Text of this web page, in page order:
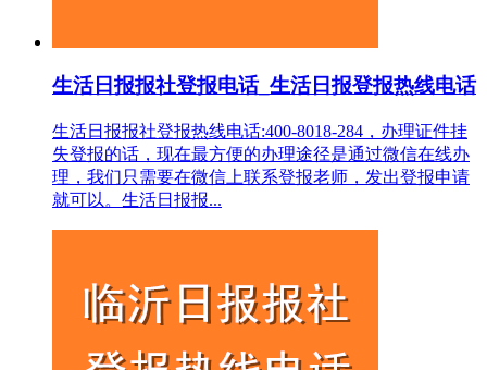
生活日报报社登报电话_生活日报登报热线电话
生活日报报社登报热线电话:400-8018-284，办理证件挂
失登报的话，现在最方便的办理途径是通过微信在线办
理，我们只需要在微信上联系登报老师，发出登报申请
就可以。生活日报报...